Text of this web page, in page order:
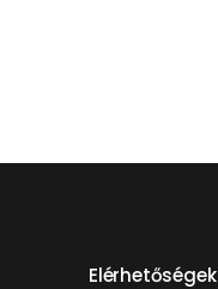
Elérhetőségek